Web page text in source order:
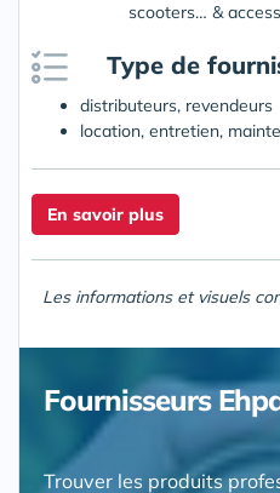
scooters… &
Type de
distributeurs, revendeurs
location, entretien,
En savoir plus
Les informations et visuels
Fournisseurs
Trouver les produits